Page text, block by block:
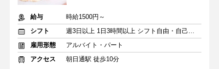
給与
時給1500円～
シフト
週3日以上 1日3時間以上 シフト自由・自己申告
雇用形態
アルバイト・パート
アクセス
朝日通駅 徒歩10分